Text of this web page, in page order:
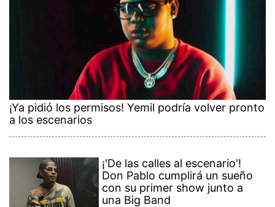
¡Ya pidió los permisos! Yemil podría volver pronto
a los escenarios
¡'De las calles al escenario'!
Don Pablo cumplirá un sueño
con su primer show junto a
una Big Band